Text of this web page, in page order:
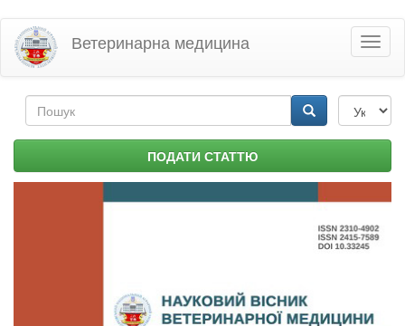
Перейти
основного
матеріалу
Ветеринарна медицина
Пошукова
форма ПОДАТИ СТАТТЮ